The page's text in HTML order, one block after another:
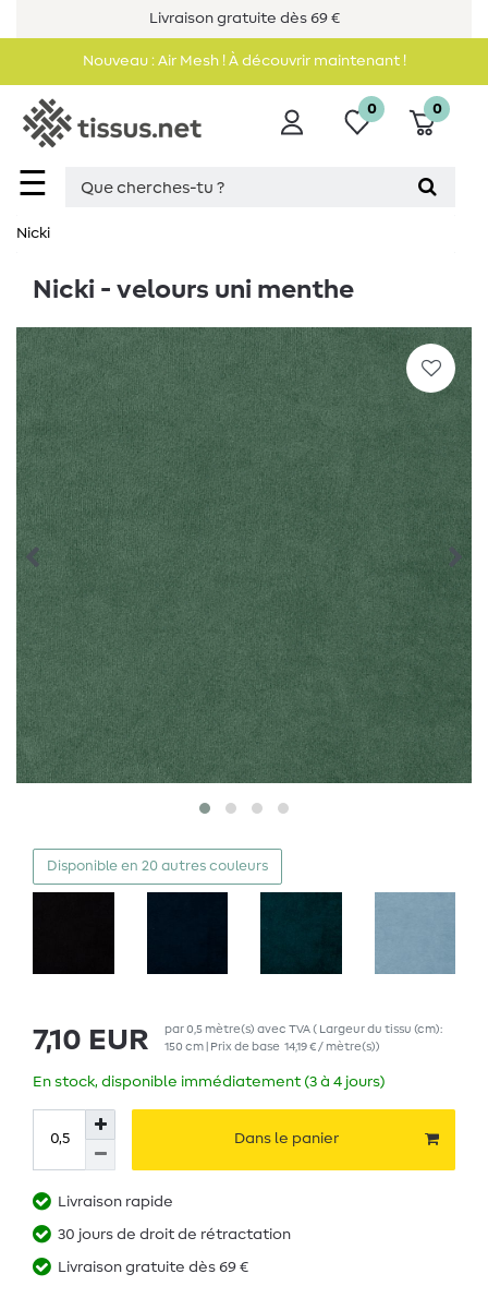
Livraison gratuite dès 69 €
Nouveau : Air Mesh ! À découvrir maintenant !
☰
0 0
Nicki
Nicki - velours uni menthe
Disponible en 20 autres couleurs
7,10 EUR par0,5 mètre(s) avec TVA( Largeur du tissu (cm):
150 cm | Prix de base 14,19 € / mètre(s))
En stock, disponible immédiatement (3 à 4 jours)
Dans le panier
Livraison rapide
30 jours de droit de rétractation
Livraison gratuite dès 69 €